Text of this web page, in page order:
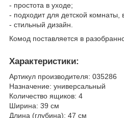
- простота в уходе;
- подходит для детской комнаты,
- стильный дизайн.
Комод поставляется в
Характеристики:
Артикул производителя: 035286
Назначение: универсальный
Количество ящиков: 4
Ширина: 39 см
Длина (глубина): 47 см